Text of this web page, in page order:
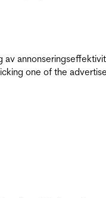
av
one of the